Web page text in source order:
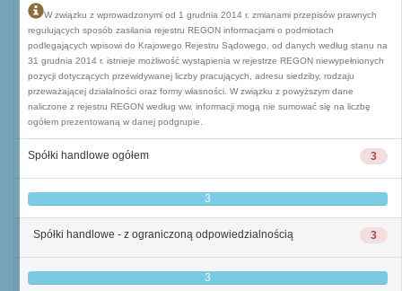
W związku z wprowadzonymi od 1 grudnia 2014 r. zmianami przepisów prawnych
regulujących sposób zasilania rejestru REGON informacjami o podmiotach
podlegających wpisowi do Krajowego Rejestru Sądowego, od danych według stanu na
31 grudnia 2014 r. istnieje możliwość wystąpienia w rejestrze REGON niewypełnionych
pozycji dotyczących przewidywanej liczby pracujących, adresu siedziby, rodzaju
przeważającej działalności oraz formy własności. W związku z powyższym dane
naliczone z rejestru REGON według ww. informacji mogą nie sumować się na liczbę
ogółem prezentowaną w danej podgrupie.
3
Spółki handlowe ogółem
3
3
Spółki handlowe - z ograniczoną odpowiedzialnością
3